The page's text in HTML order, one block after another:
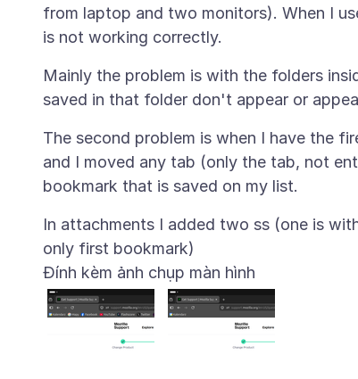
from laptop and two monitors). When I
Mainly the problem is with the folders
The second problem is when I have the
and I moved any tab (only the tab, not
In attachments I added two ss (one is
Đính kèm ảnh chụp màn hình